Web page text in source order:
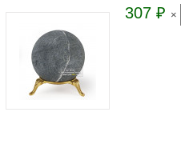
307 ₽ ×